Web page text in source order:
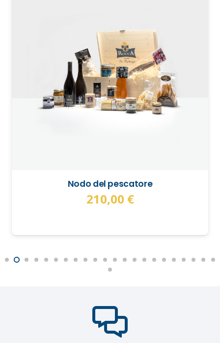
Nodo del pescatore
210,00 €